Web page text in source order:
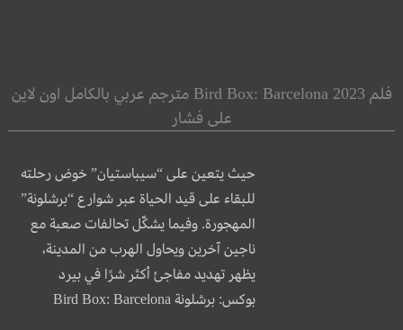
فلم Bird Box: Barcelona 2023 مترجم عربي بالكامل اون لاين
على فشار
حيث يتعين على “سيباستيان” خوض رحلته
للبقاء على قيد الحياة عبر شوارع “برشلونة”
المهجورة. وفيما يشكّل تحالفات صعبة مع
ناجين آخرين ويحاول الهرب من المدينة،
يظهر تهديد مفاجئ أكثر شرًا في بيرد
بوكس: برشلونة Bird Box: Barcelona